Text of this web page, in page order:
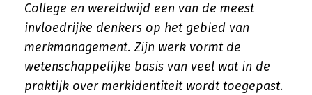
College en wereldwijd een van de meest
invloedrijke denkers op het gebied van
merkmanagement. Zijn werk vormt de
wetenschappelijke basis van veel wat in de
praktijk over merkidentiteit wordt toegepast.